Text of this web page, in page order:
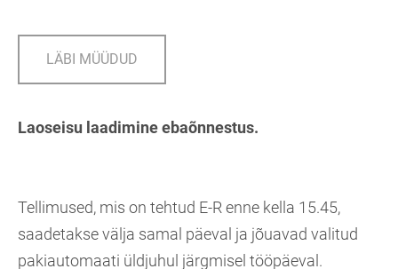
LÄBI MÜÜDUD
Laoseisu laadimine ebaõnnestus.
Tellimused, mis on tehtud E-R enne kella 15.45,
saadetakse välja samal päeval ja jõuavad valitud
pakiautomaati üldjuhul järgmisel tööpäeval.